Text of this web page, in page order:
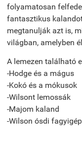
folyamatosan
fantasztikus
megtanulják azt is,
világban, amelyben
A lemezen található
-Hodge és a mágus
-Kokó és a mókusok
-Wilsont lemossák
-Majom kaland
-Wilson ósdi